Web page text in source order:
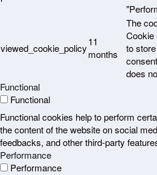
viewed_cookie_policy
11
months
The
Cookie
to
does
Functional
Functional
Functional cookies help to perform
the content of the website on social
feedbacks, and other third-party
Performance
Performance